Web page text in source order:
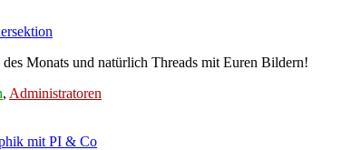
Monats und natürlich Threads mit Euren Bildern!
, Administratoren
mit PI & Co